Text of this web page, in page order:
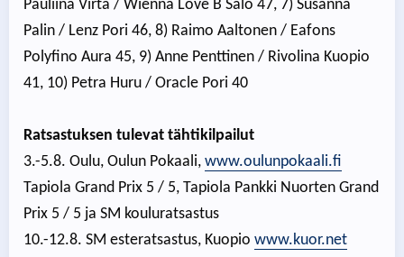
Pauliina Virta / Wienna Love B Salo 47, 7) Susanna
Palin / Lenz Pori 46, 8) Raimo Aaltonen / Eafons
Polyfino Aura 45, 9) Anne Penttinen / Rivolina Kuopio
41, 10) Petra Huru / Oracle Pori 40
Ratsastuksen tulevat tähtikilpailut
3.-5.8. Oulu, Oulun Pokaali, www.oulunpokaali.fi
Tapiola Grand Prix 5 / 5, Tapiola Pankki Nuorten Grand
Prix 5 / 5 ja SM kouluratsastus
10.-12.8. SM esteratsastus, Kuopio www.kuor.net